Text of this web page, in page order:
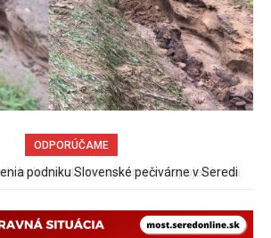
ODPORÚČAME
mestom s výborným napojením na